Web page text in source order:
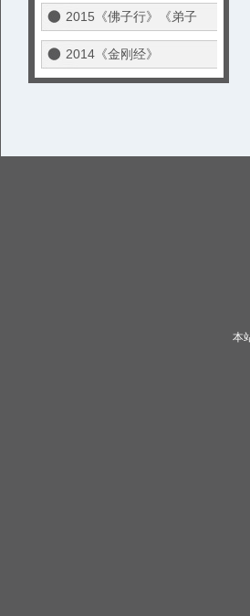
2015《佛子行》《弟子
规》
2014《金刚经》
本